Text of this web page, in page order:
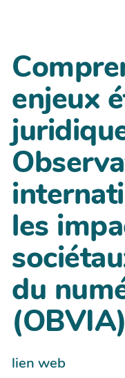
enjeux
les
du
(OBVIA)
lien web